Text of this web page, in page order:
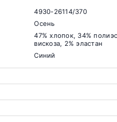
4930-26114/370
Осень
47% хлопок, 34%
вискоза, 2% эластан
Синий